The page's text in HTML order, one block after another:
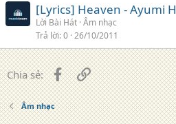
[Lyrics] Heaven - Ayumi
Lời Bài Hát Âm nhạc
Trả lời 0 26/10/2011
Chia sẻ: FacebookLiên kết
Âm nhạc